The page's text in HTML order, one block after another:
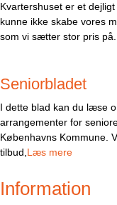
Kvartershuset er et
kunne ikke skabe vores
som vi sætter stor pris på.
Seniorbladet
I dette blad kan du læse
arrangementer for
Københavns Kommune.
tilbud, Læs mere
Information